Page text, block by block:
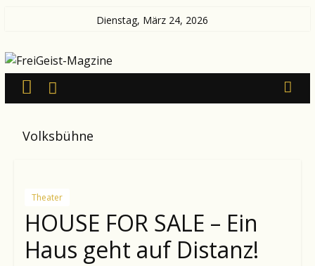
springen
Dienstag, März 24, 2026
FreiGeist-
Magzine
News
und
Volksbühne
Theater
HOUSE FOR SALE – Ein
Haus geht auf Distanz!